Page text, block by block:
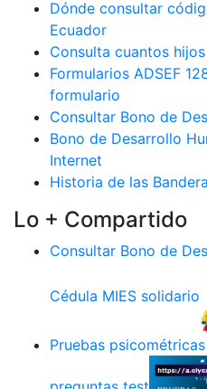
Dónde consultar
Ecuador
Consulta cuantos
Formularios ADSEF
formulario
Consultar Bono de
Bono de Desarrollo
Internet
Historia de las
Lo + Compartido
Consultar Bono de
Cédula MIES solidario
Pruebas